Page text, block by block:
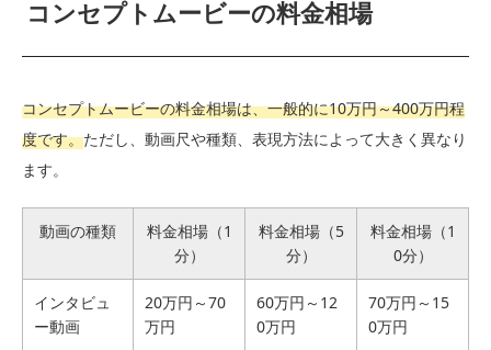
コンセプトムービーの料金相場
コンセプトムービーの料金相場は、一般的に10万円～400万円程
度です。ただし、動画尺や種類、表現方法によって大きく異なり
ます。
動画の種類
料金相場（1
分）
料金相場（5
分）
料金相場（1
0分）
インタビュ
ー動画
20万円～70
万円
60万円～12
0万円
70万円～15
0万円